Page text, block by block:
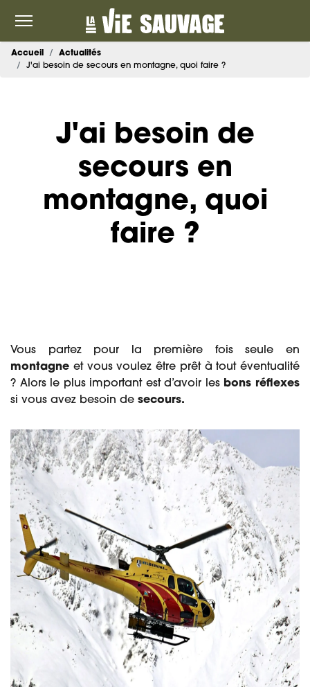
Accueil
Actualités
J'ai besoin de secours en montagne, quoi faire ?
J'ai besoin de
secours en
montagne, quoi
faire ?
Vous partez pour la première fois seule en
montagne et vous voulez être prêt à tout éventualité
? Alors le plus important est d’avoir lesbons réflexes
si vous avez besoin de secours.